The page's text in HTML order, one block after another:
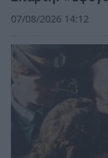
07/08/2026 14:12